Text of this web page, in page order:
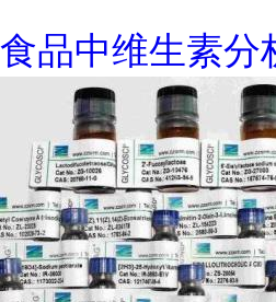
食品中维生素分